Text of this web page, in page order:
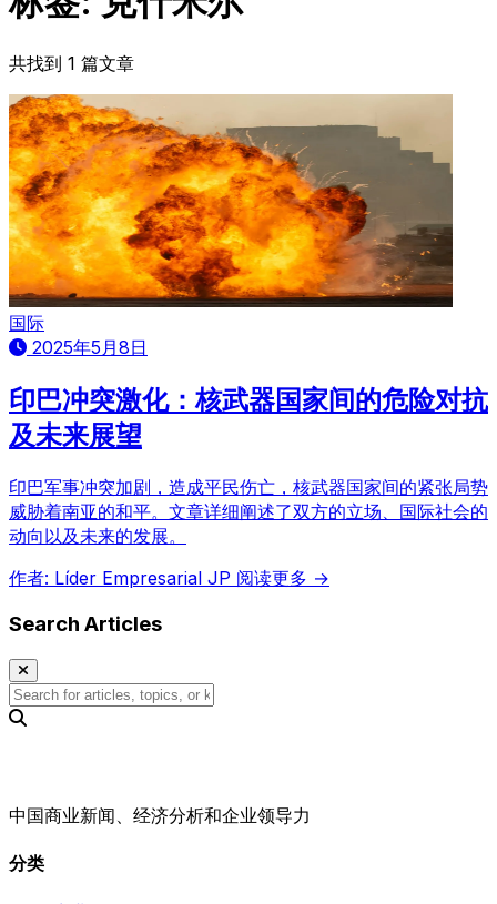
共找到 1 篇文章
国际
2025年5月8日
印巴冲突激化：核武器国家间的危险对抗
及未来展望
印巴军事冲突加剧，造成平民伤亡，核武器国家间的紧张局势
威胁着南亚的和平。文章详细阐述了双方的立场、国际社会的
动向以及未来的发展。
作者: Líder Empresarial JP 阅读更多 →
Search Articles
中国商业新闻、经济分析和企业领导力
分类